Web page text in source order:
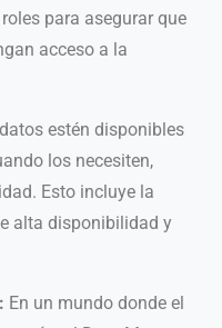
para asegurar que
acceso a la
estén disponibles
los necesiten,
Esto incluye la
alta disponibilidad y
En un mundo donde el